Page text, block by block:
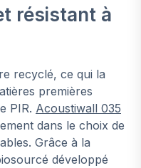
résistant à
recyclé, ce qui la
premières
PIR. Acoustiwall 035
dans le choix de
Grâce à la
développé